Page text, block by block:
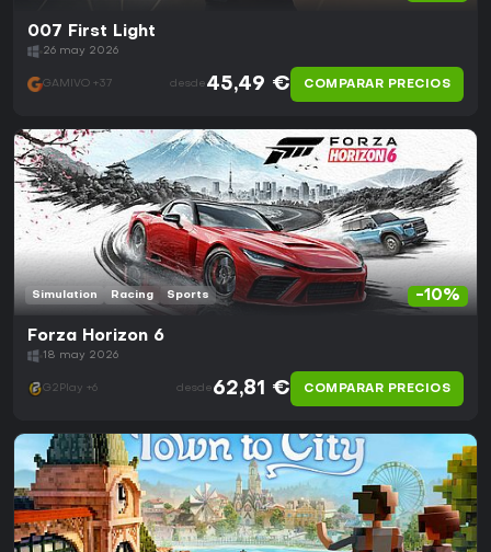
007 First Light
26 may 2026
GAMIVO +37 desde 45,49 € COMPARAR PRECIOS
-10%
Simulation Racing Sports
Forza Horizon 6
18 may 2026
G2Play +6 desde 62,81 € COMPARAR PRECIOS